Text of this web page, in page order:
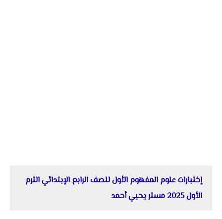
إختبارات علوم المفهوم الأول للصف الرابع الإبتدائي الترم
الأول 2025 مستر يحيي أحمد